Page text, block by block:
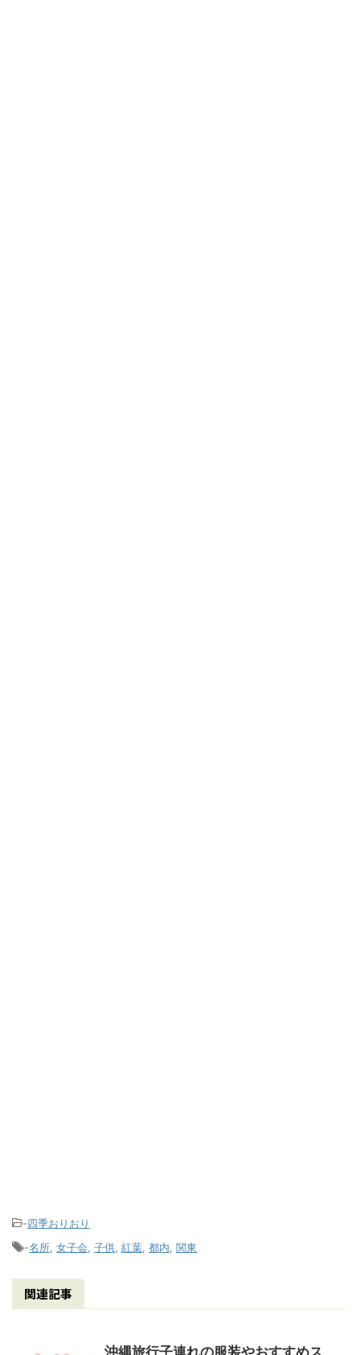
-四季おりおり
-名所, 女子会, 子供, 紅葉, 都内, 関東
関連記事